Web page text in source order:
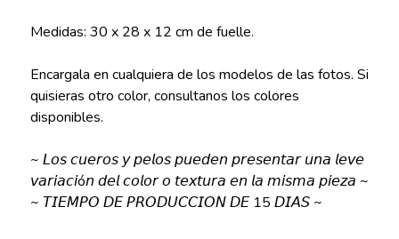
Medidas: 30 x 28 x 12 cm de fuelle.
Encargala en cualquiera de los modelos de las fotos. Si
quisieras otro color, consultanos los colores
disponibles.
~ 𝘓𝘰𝘴 𝘤𝘶𝘦𝘳𝘰𝘴 𝘺 𝘱𝘦𝘭𝘰𝘴 𝘱𝘶𝘦𝘥𝘦𝘯 𝘱𝘳𝘦𝘴𝘦𝘯𝘵𝘢𝘳 𝘶𝘯𝘢 𝘭𝘦𝘷𝘦
𝘷𝘢𝘳𝘪𝘢𝘤𝘪ó𝘯 𝘥𝘦𝘭 𝘤𝘰𝘭𝘰𝘳 𝘰 𝘵𝘦𝘹𝘵𝘶𝘳𝘢 𝘦𝘯 𝘭𝘢 𝘮𝘪𝘴𝘮𝘢 𝘱𝘪𝘦𝘻𝘢 ~
~ 𝘛𝘐𝘌𝘔𝘗𝘖 𝘋𝘌 𝘗𝘙𝘖𝘋𝘜𝘊𝘊𝘐𝘖𝘕 𝘋𝘌 15 𝘋𝘐𝘈𝘚 ~